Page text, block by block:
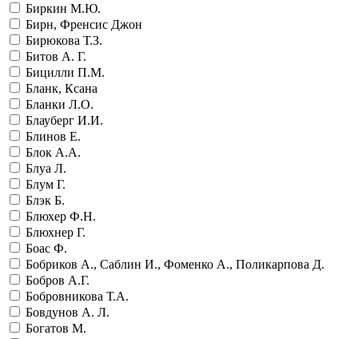
Биркин М.Ю.
Бирн, Френсис Джон
Бирюкова Т.З.
Битов А. Г.
Бицилли П.М.
Бланк, Ксана
Бланки Л.О.
Блауберг И.И.
Блинов Е.
Блок А.А.
Блуа Л.
Блум Г.
Блэк Б.
Блюхер Ф.Н.
Блюхнер Г.
Боас Ф.
Бобриков А., Саблин И., Фоменко А., Поликарпова Д.
Бобров А.Г.
Бобровникова Т.А.
Бовдунов А. Л.
Богатов М.